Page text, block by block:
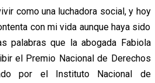
como una luchadora social, y hoy
con mi vida aunque haya sido
palabras que la abogada Fabiola
el Premio Nacional de Derechos
por el Instituto Nacional de